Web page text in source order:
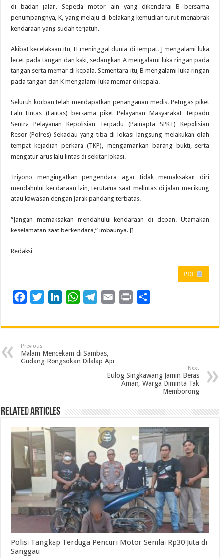
di badan jalan. Sepeda motor lain yang dikendarai B bersama
penumpangnya, K, yang melaju di belakang kemudian turut menabrak
kendaraan yang sudah terjatuh.
Akibat kecelakaan itu, H meninggal dunia di tempat. J mengalami luka
lecet pada tangan dan kaki, sedangkan A mengalami luka ringan pada
tangan serta memar di kepala. Sementara itu, B mengalami luka ringan
pada tangan dan K mengalami luka memar di kepala.
Seluruh korban telah mendapatkan penanganan medis. Petugas piket
Lalu Lintas (Lantas) bersama piket Pelayanan Masyarakat Terpadu
Sentra Pelayanan Kepolisian Terpadu (Pamapta SPKT) Kepolisian
Resor (Polres) Sekadau yang tiba di lokasi langsung melakukan olah
tempat kejadian perkara (TKP), mengamankan barang bukti, serta
mengatur arus lalu lintas di sekitar lokasi.
Triyono mengingatkan pengendara agar tidak memaksakan diri
mendahului kendaraan lain, terutama saat melintas di jalan menikung
atau kawasan dengan jarak pandang terbatas.
“Jangan memaksakan mendahului kendaraan di depan. Utamakan
keselamatan saat berkendara,” imbaunya. []
Redaksi
PDF
c
b
o
i
t
e
n
e
d
W
a
s
A
l
g
r
a
i
a
Previous
Malam Mencekam di Sambas,
Gudang Rongsokan Dilalap Api
Next
Bulog Singkawang Jamin Beras
Aman, Warga Diminta Tak
Memborong
Related Articles
Polisi Tangkap Terduga Pencuri Motor Senilai Rp30 Juta di
Sanggau